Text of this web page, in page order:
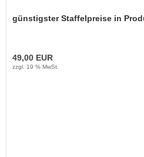
günstigster Staffelpreise in
49,00 EUR
zzgl. 19 % MwSt.